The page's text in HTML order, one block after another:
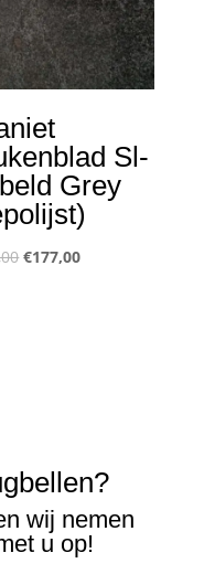
Sl-
Grey
Oorspronkelijke
€177,00Huidige
wij nemen
u op!